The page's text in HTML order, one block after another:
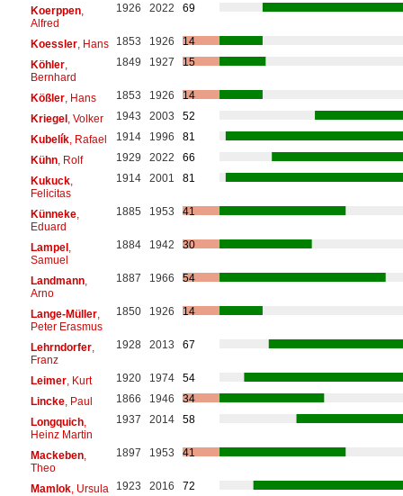
Koerppen,
Alfred
1926 2022 69
Koessler, Hans 1853 1926
14
Köhler,
Bernhard
1849 1927 15
Kößler, Hans 1853 1926
14
Kriegel, Volker 1943 2003
52
Kubelík, Rafael 1914 1996
81
Kühn, Rolf 1929 2022
66
Kukuck,
Felicitas
1914 2001 81
Künneke,
Eduard
1885 1953 41
Lampel,
Samuel
1884 1942 30
Landmann,
Arno
1887 1966 54
Lange-Müller,
Peter Erasmus
1850 1926 14
Lehrndorfer,
Franz
1928 2013 67
Leimer, Kurt 1920 1974
54
Lincke, Paul 1866 1946
34
Longquich,
Heinz Martin
1937 2014 58
Mackeben,
Theo
1897 1953 41
Mamlok, Ursula 1923 2016
72